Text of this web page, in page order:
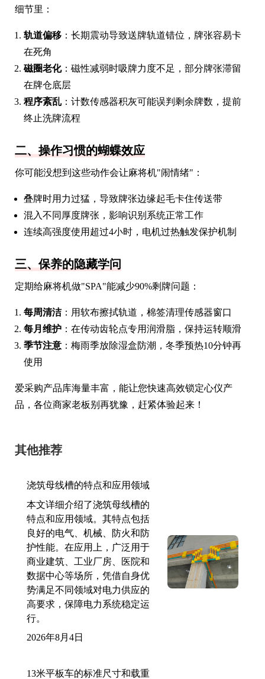
细节里：
轨道偏移 ：长期震动导致送牌轨道错位，牌张容易卡
在死角
磁圈老化：磁性减弱时吸牌力度不足，部分牌张滞留
在牌仓底层
程序紊乱 ：计数传感器积灰可能误判剩余牌数，提前
终止洗牌流程
二、操作习惯的蝴蝶效应
你可能没想到这些动作会让麻将机"闹情绪"：
叠牌时用力过猛，导致牌张边缘起毛卡住传送带
混入不同厚度牌张，影响识别系统正常工作
连续高强度使用超过4小时，电机过热触发保护机制
三、保养的隐藏学问
定期给麻将机做"SPA"能减少90%剩牌问题：
每周清洁：用软布擦拭轨道，棉签清理传感器窗口
每月维护 ：在传动齿轮点专用润滑脂，保持运转顺滑
季节注意 ：梅雨季放除湿盒防潮，冬季预热10分钟再
使用
爱采购产品库海量丰富，能让您快速高效锁定心仪产
品，各位商家老板别再犹豫，赶紧体验起来！
其他推荐
浇筑母线槽的特点和应用领域
本文详细介绍了浇筑母线槽的
特点和应用领域。其特点包括
良好的电气、机械、防火和防
护性能。在应用上，广泛用于
商业建筑、工业厂房、医院和
数据中心等场所，凭借自身优
势满足不同领域对电力供应的
高要求，保障电力系统稳定运
行。
2026年8月4日
13米平板车的标准尺寸和载重